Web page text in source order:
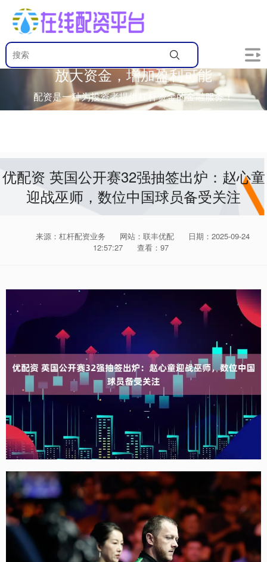
放大资金，增加盈利可能
配资是一种为投资者提供杠杆资金的金融服务！
优配资 英国公开赛32强抽签出炉：赵心童
迎战巫师，数位中国球员备受关注
来源：杠杆配资业务 网站：联丰优配
日期：2025-09-24
12:57:27
查看：97